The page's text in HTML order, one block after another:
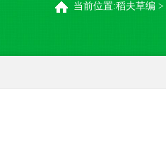
当前位置:稻夫草编 >